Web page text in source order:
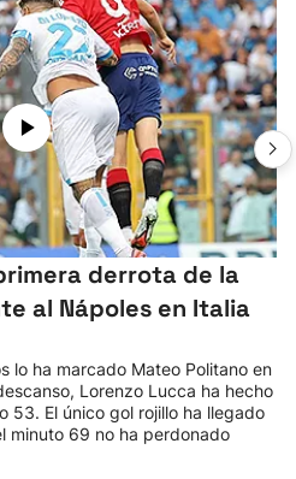
derrota de la
al Nápoles en Italia
lo ha marcado Mateo Politano en
Lorenzo Lucca ha hecho
53. El único gol rojillo ha llegado
minuto 69 no ha perdonado